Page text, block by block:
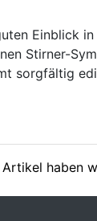
Einblick
Stirner-
sorgfältig
Artikel haben